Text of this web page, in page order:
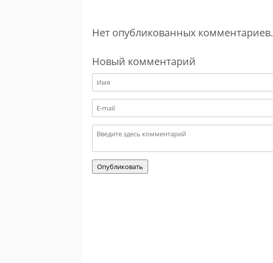
Нет опубликованных комментариев.
Новый комментарий